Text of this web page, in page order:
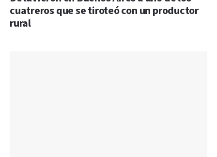
cuatreros que se tiroteó con un productor
rural